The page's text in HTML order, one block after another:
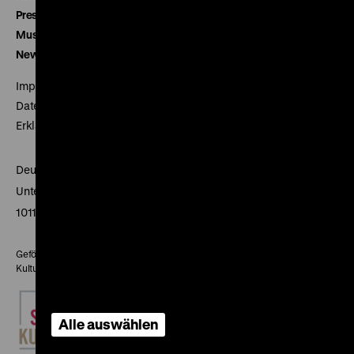
Presse
Museumsverein
Newsletter
Impressum
Datenschutz
Erklärung digitale Barrierefreiheit
Deutsches Historisches Museum
Unter den Linden 2
10117 Berlin
Gefördert mit Mitteln des Beauftragten der Bundesregierung für
Kultur und Medien
Alle auswählen